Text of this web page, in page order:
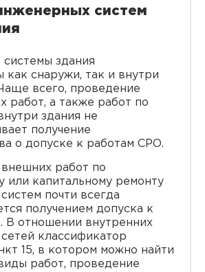
систем
здания
как снаружи, так и внутри
всего, проведение
работ, а также работ по
здания не
получение
о допуске к работам СРО.
работ по
или капитальному ремонту
почти всегда
получением допуска к
В отношении внутренних
классификатор
15, в котором можно найти
работ, проведение